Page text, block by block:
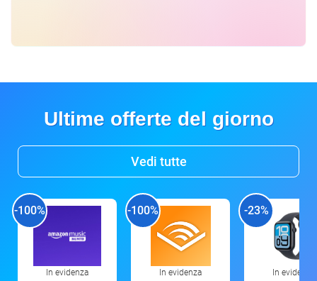
Ultime offerte del giorno
Vedi tutte
-100%
In evidenza
-100%
In evidenza
-23%
In evidenza